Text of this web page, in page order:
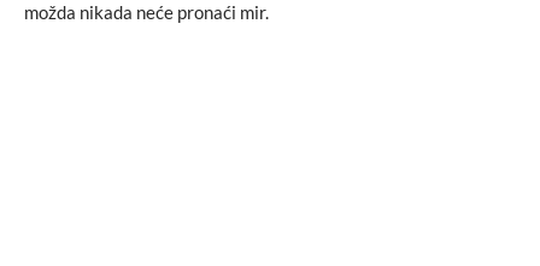
možda nikada neće pronaći mir.